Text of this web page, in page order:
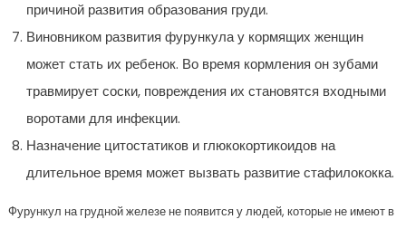
причиной развития образования груди.
Виновником развития фурункула у кормящих женщин
может стать их ребенок. Во время кормления он зубами
травмирует соски, повреждения их становятся входными
воротами для инфекции.
Назначение цитостатиков и глюкокортикоидов на
длительное время может вызвать развитие стафилококка.
Фурункул на грудной железе не появится у людей, которые не имеют в